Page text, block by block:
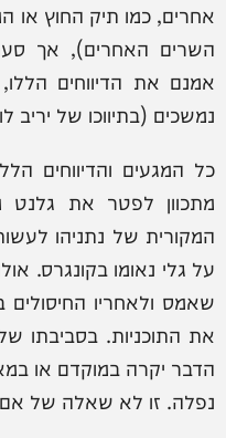
אחרים, כמו תיק החוץ או
השרים האחרים), אך
אמנם את הדיווחים
נמשכים (בתיווכו של יריב
כל המגעים והדיווחים
מתכוון לפטר את גלנט
המקורית של נתניהו
על גלי נאומו בקונגרס.
שאמס ולאחריו החיסולים
את התוכניות. בסביבתו
הדבר יקרה במוקדם או
נפלה. זו לא שאלה של